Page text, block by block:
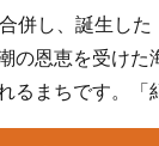
併し、誕生した
の恩恵を受けた
るまちです。「
録されている熊